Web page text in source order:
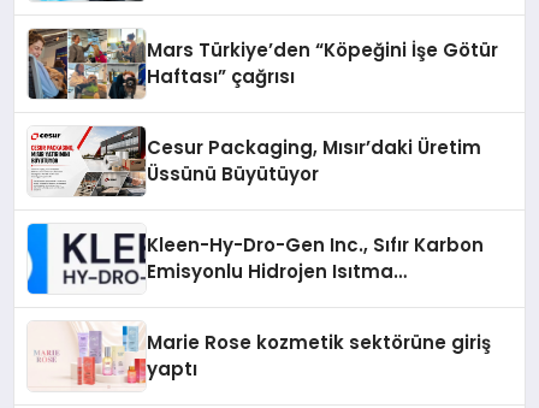
Mars Türkiye’den “Köpeğini İşe Götür
Haftası” çağrısı
Cesur Packaging, Mısır’daki Üretim
Üssünü Büyütüyor
Kleen-Hy-Dro-Gen Inc., Sıfır Karbon
Emisyonlu Hidrojen Isıtma
Marie Rose kozmetik sektörüne giriş
yaptı